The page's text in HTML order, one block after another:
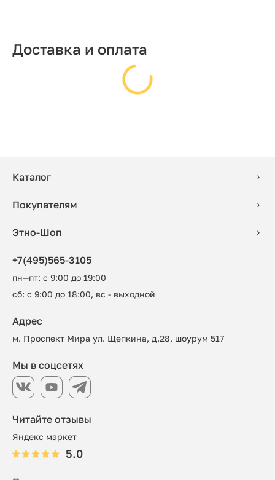
Доставка и оплата
Каталог
Покупателям
Этно-Шоп
+7(495)565-3105
пн—пт: с 9:00 до 19:00
сб: с 9:00 до 18:00, вс - выходной
Читайте отзывы
Яндекс маркет
5.0
Адрес
м. Проспект Мира ул. Щепкина, д.28, шоурум 517
Мы в соцсетях